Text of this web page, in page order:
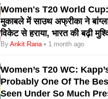
Women's T20 World Cup:
मुकाबले में साउथ अफ्रीका ने
विकेट से हराया, भारत की बढ़ी
By Ankit Rana• 1 month ago
Women’s T20 WC:
Probably One Of The
Seen Under So Much